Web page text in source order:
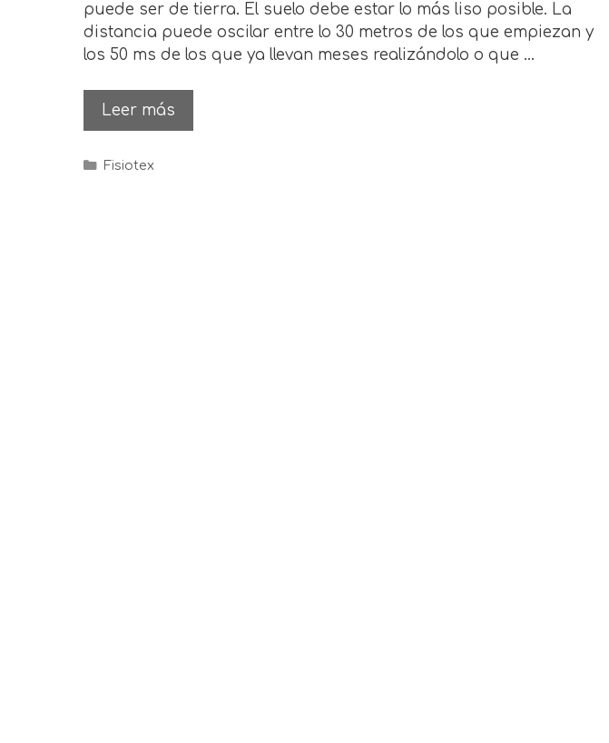
puede ser de tierra. El suelo debe estar lo más liso posible. La
distancia puede oscilar entre lo 30 metros de los que empiezan y
los 50 ms de los que ya llevan meses realizándolo o que …
Leer más
Fisiotex